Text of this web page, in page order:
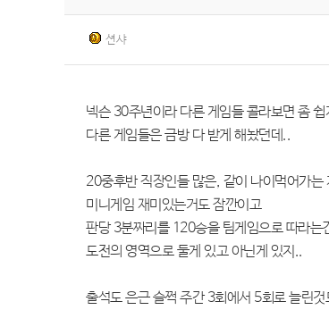
션샤
넥슨 30주년이라 다른 게임들 콜라보면 좀
다른 게임들은 금방 다 받게 해놨던데..
20중후반 직장인들 많은, 같이 나이먹어가
미니게임 재미있는거도 잠깐이고
판당 3분짜리를 120승을 팀게임으로 따라는
도전의 영역으로 둘게 있고 아닌게 있지..
출석도 은근 슬쩍 주간 3회에서 5회로 늘린